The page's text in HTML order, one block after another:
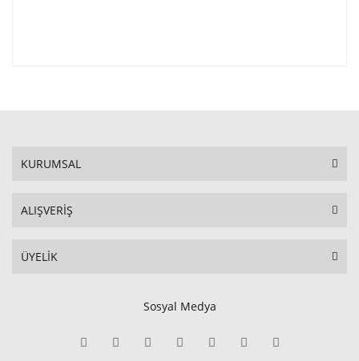
KURUMSAL
ALIŞVERİŞ
ÜYELİK
Sosyal Medya